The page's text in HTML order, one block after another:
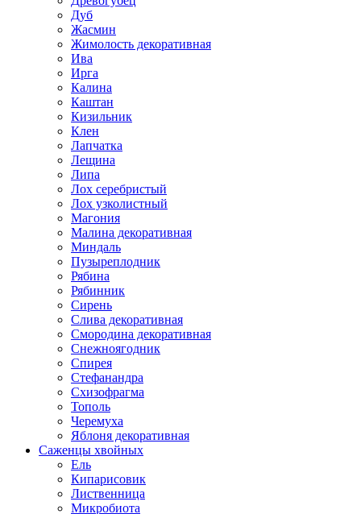
Дуб
Жасмин
Жимолость декоративная
Ива
Ирга
Калина
Каштан
Кизильник
Клен
Лапчатка
Лещина
Липа
Лох серебристый
Лох узколистный
Магония
Малина декоративная
Миндаль
Пузыреплодник
Рябина
Рябинник
Сирень
Слива декоративная
Смородина декоративная
Снежноягодник
Спирея
Стефанандра
Схизофрагма
Тополь
Черемуха
Яблоня декоративная
Саженцы хвойных
Ель
Кипарисовик
Лиственница
Микробиота